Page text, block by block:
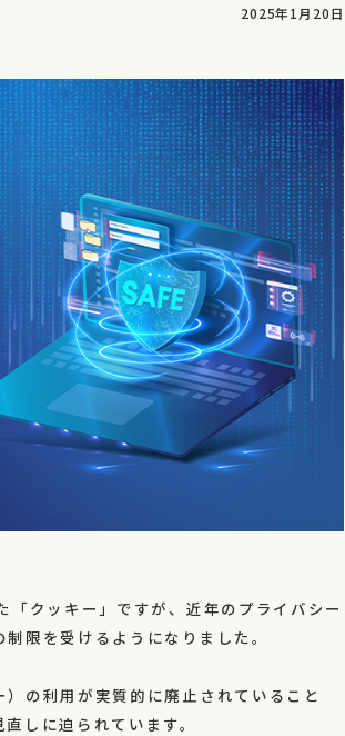
2025年1月20日
クッキー」ですが、近年のプライバシー
限を受けるようになりました。
の利用が実質的に廃止されていること
しに迫られています。